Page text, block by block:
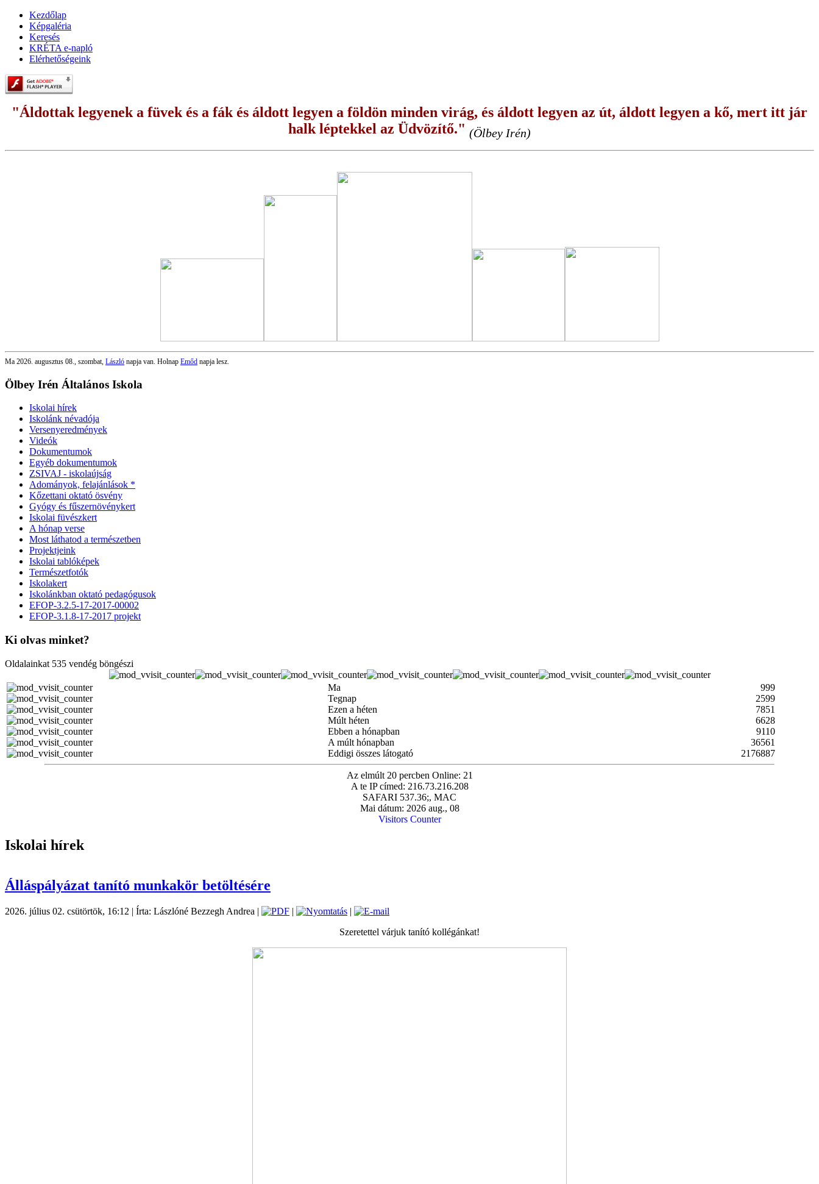
Kezdőlap
Képgaléria
Keresés
KRÉTA e-napló
Elérhetőségeink
"Áldottak legyenek a füvek és a fák és áldott legyen a földön minden virág, és áldott legyen az út, áldott legyen a kő, mert itt jár
halk léptekkel az Üdvözítő." (Ölbey Irén)
Ma 2026. augusztus 08., szombat, László napja van. Holnap Emőd napja lesz.
Ölbey Irén Általános Iskola
Iskolai hírek
Iskolánk névadója
Versenyeredmények
Videók
Dokumentumok
Egyéb dokumentumok
ZSIVAJ - iskolaújság
Adományok, felajánlások *
Kőzettani oktató ösvény
Gyógy és fűszernövénykert
Iskolai füvészkert
A hónap verse
Most láthatod a természetben
Projektjeink
Iskolai tablóképek
Természetfotók
Iskolakert
Iskolánkban oktató pedagógusok
EFOP-3.2.5-17-2017-00002
EFOP-3.1.8-17-2017 projekt
Ki olvas minket?
Oldalainkat 535 vendég böngészi
Ma
999
Tegnap
2599
Ezen a héten
7851
Múlt héten
6628
Ebben a hónapban
9110
A múlt hónapban
36561
Eddigi összes látogató
2176887
Az elmúlt 20 percben Online: 21
A te IP címed: 216.73.216.208
SAFARI 537.36;, MAC
Mai dátum: 2026 aug., 08
Visitors Counter
Iskolai hírek
Álláspályázat tanító munkakör betöltésére
2026. július 02. csütörtök, 16:12 | Írta: Lászlóné Bezzegh Andrea | |
|
Szeretettel várjuk tanító kollégánkat!